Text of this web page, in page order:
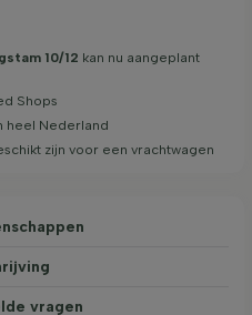
10/12 kan nu aangeplant
Shops
heel Nederland
zijn voor een vrachtwagen
vragen